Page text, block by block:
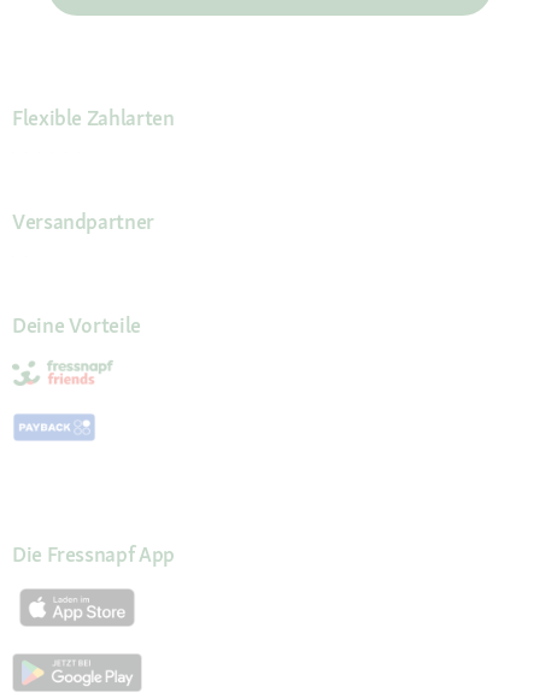
Flexible Zahlarten
Versandpartner
Deine Vorteile
Die Fressnapf App